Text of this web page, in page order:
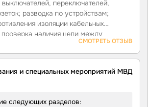
оповещения о пуске установки
пожарной сигнализации,
цепи питания, управления
дымоудаления. В рамках
специалисты «ИМПУЛЬС-ИВЦ»
по оснащению центра обработки
пожеланий заказчика. Объект сдан
Общая стоимость проекта
переключателей,
разводка по устройствам;
изоляции кабельных
проверка наличия цепи между
заземленными элементами; замер
цепи«фаза-нуль».
СМОТРЕТЬ ОТЗЫВ
и специальных мероприятий МВД
следующих разделов: